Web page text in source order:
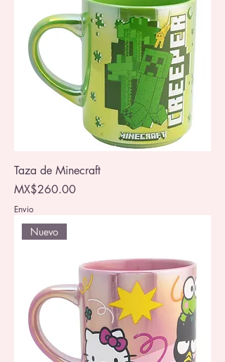
Taza de Minecraft
Price
MX$260.00
Envio
Nuevo